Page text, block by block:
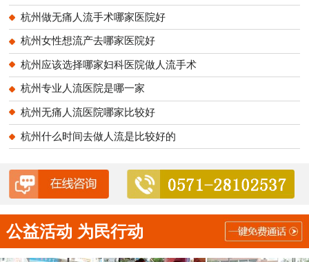
杭州做无痛人流手术哪家医院好
杭州女性想流产去哪家医院好
杭州应该选择哪家妇科医院做人流手术
杭州专业人流医院是哪一家
杭州无痛人流医院哪家比较好
杭州什么时间去做人流是比较好的
公益活动 为民行动